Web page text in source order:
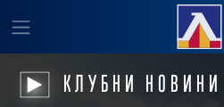
КЛУБНИ НОВИНИ